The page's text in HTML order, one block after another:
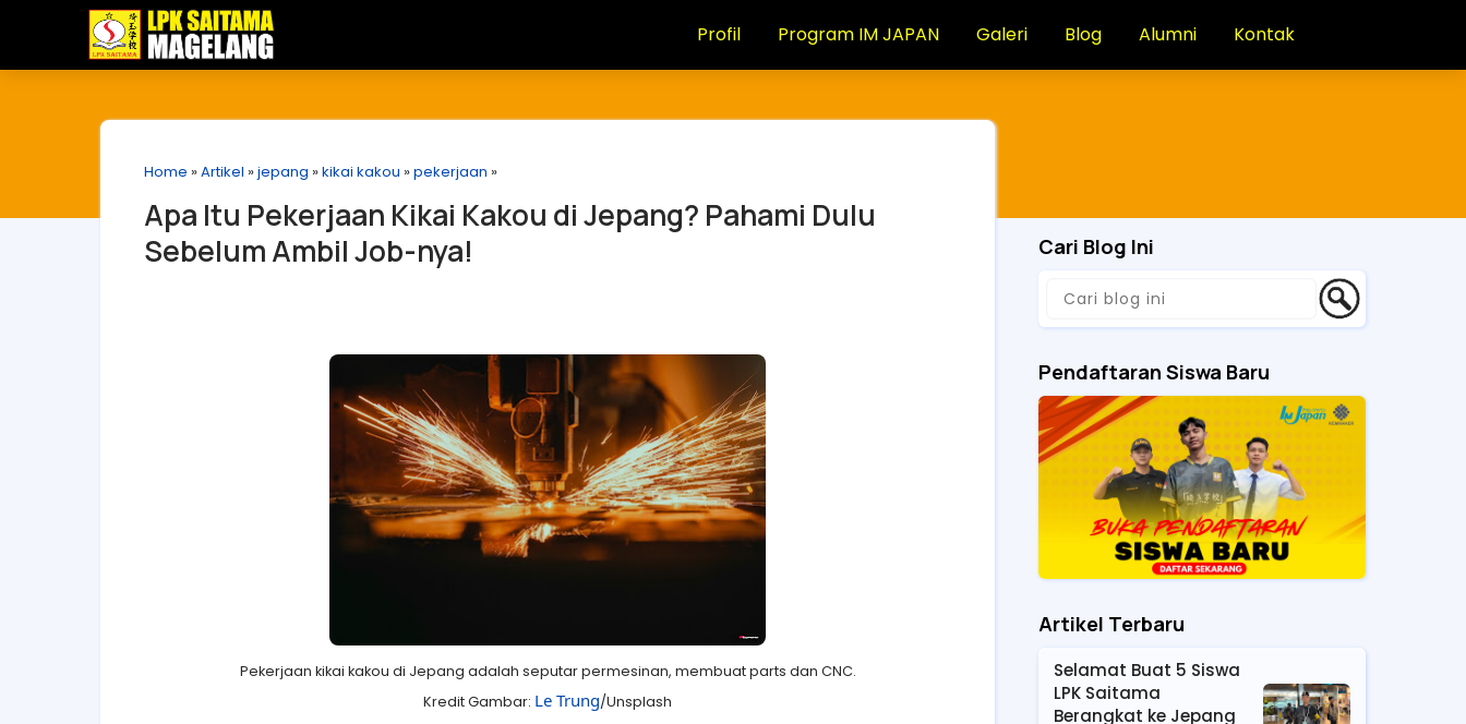
Profil Program IM JAPAN Galeri Blog Alumni Kontak
Home »Artikel »jepang »kikai kakou »pekerjaan »
Apa Itu Pekerjaan Kikai Kakou di Jepang? Pahami Dulu
Sebelum Ambil Job-nya!
Pekerjaan kikai kakou di Jepang adalah seputar permesinan, membuat parts dan CNC.
Kredit Gambar: Le Trung/Unsplash
Cari Blog Ini
Pendaftaran Siswa Baru
Artikel Terbaru
Selamat Buat 5 Siswa
LPK Saitama
Berangkat ke Jepang